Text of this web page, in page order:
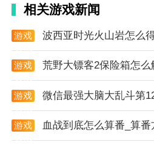
相关游戏新闻
游戏
波西亚时光火山岩怎么
游戏
荒野大镖客2保险箱怎么
游戏
微信最强大脑大乱斗第
游戏
血战到底怎么算番_算番